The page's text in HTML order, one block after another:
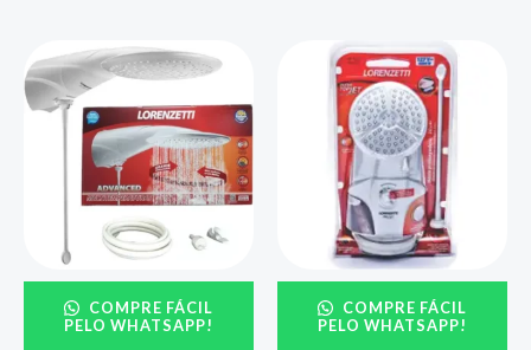
COMPRE FÁCIL
PELO WHATSAPP!
COMPRE FÁCIL
PELO WHATSAPP!